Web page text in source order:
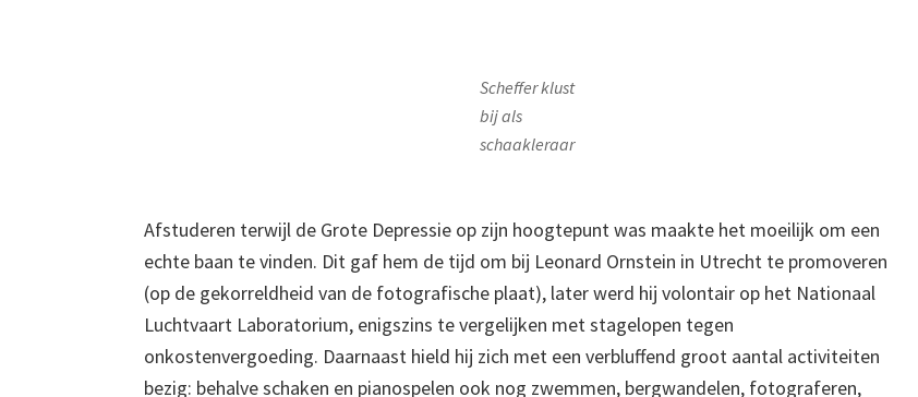
Scheffer klust
bij als
schaakleraar
Afstuderen terwijl de Grote Depressie op zijn hoogtepunt was maakte het moeilijk om een
echte baan te vinden. Dit gaf hem de tijd om bij Leonard Ornstein in Utrecht te promoveren
(op de gekorreldheid van de fotografische plaat), later werd hij volontair op het Nationaal
Luchtvaart Laboratorium, enigszins te vergelijken met stagelopen tegen
onkostenvergoeding. Daarnaast hield hij zich met een verbluffend groot aantal activiteiten
bezig: behalve schaken en pianospelen ook nog zwemmen, bergwandelen, fotograferen,